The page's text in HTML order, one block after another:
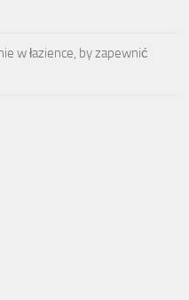
w łazience, by zapewnić